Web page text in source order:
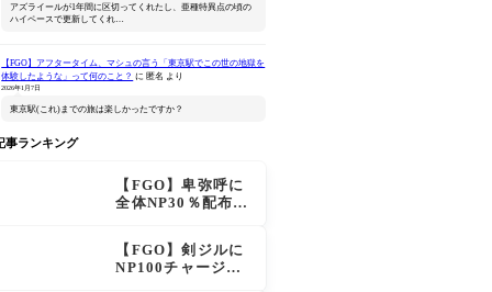
アズライールが1年間に区切ってくれたし、亜種特異点の頃の
ハイペースで更新してくれ…
【FGO】アフタータイム、マシュの言う「東京駅でこの世の地獄を
体験したような」って何のこと？ に 匿名 より
2026年1月7日
東京駅(これ)までの旅は楽しかったですか？
事ランキング
【FGO】卑弥呼に
全体NP30％配布が
「強すぎる」の声
【FGO】剣ジルに
NP100チャージ条